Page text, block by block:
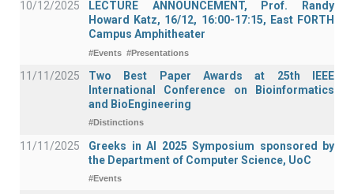
10/12/2025
LECTURE ANNOUNCEMENT, Prof. Randy
Howard Katz, 16/12, 16:00-17:15, East FORTH
Campus Amphitheater
#Events #Presentations
11/11/2025
Two Best Paper Awards at 25th IEEE
International Conference on Bioinformatics
and BioEngineering
#Distinctions
11/11/2025
Greeks in AI 2025 Symposium sponsored by
the Department of Computer Science, UoC
#Events